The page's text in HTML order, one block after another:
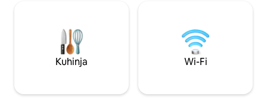
Kuhinja Wi-Fi